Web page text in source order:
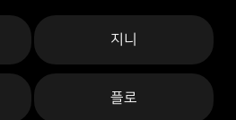
지니
플로